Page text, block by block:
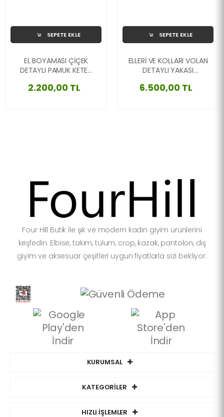
SEPETE EKLE
EL BOYAMASI ÇİÇEK
DETAYLI PAMUK KETEN
BAĞLAMALI GÖMLEK
2.200,00 TL
SEPETE EKLE
ELLERİ VE KOLLARI VOLAN
DETAYLI YAKASI
ELBİSE M/L BEDEN
6.500,00 TL
Four Hill Butik ile şık ve modern kadın giyim ürünlerini
keşfedin. Elbise, takım, tulum, crop, kazak, pantolon, dış
giyim ve aksesuar çeşitleri uygun fiyatlarla sizi bekliyor.
KURUMSAL
KATEGORİLER
HIZLI İŞLEMLER